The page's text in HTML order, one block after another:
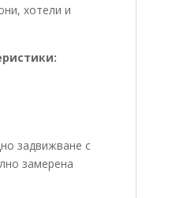
хотели и
задвижване с
замерена